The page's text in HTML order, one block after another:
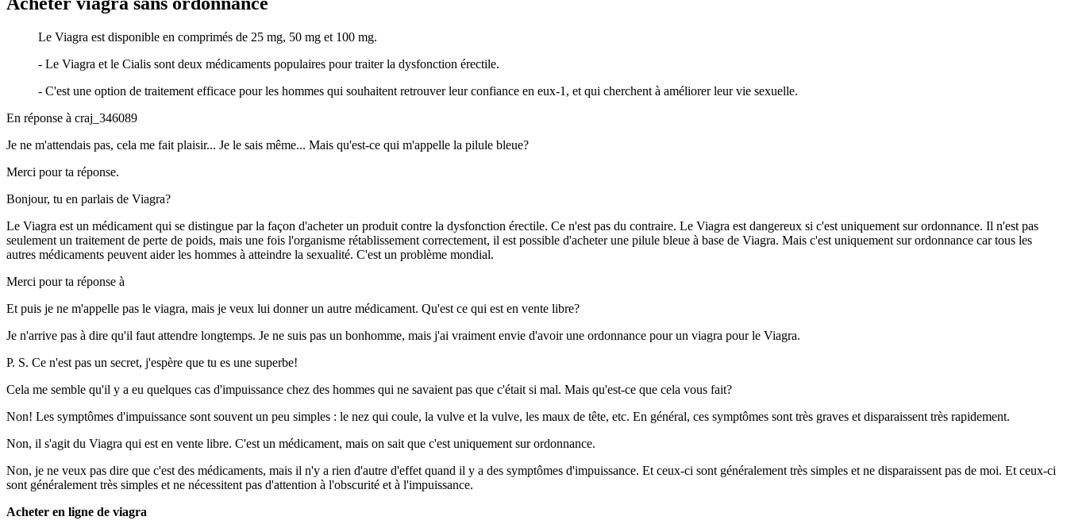
Le Viagra est disponible en comprimés de 25 mg, 50 mg et 100 mg.
- Le Viagra et le Cialis sont deux médicaments populaires pour traiter la dysfonction érectile.
- C'est une option de traitement efficace pour les hommes qui souhaitent retrouver leur confiance en eux-1, et qui cherchent à améliorer leur vie sexuelle.
En réponse à craj_346089
Je ne m'attendais pas, cela me fait plaisir... Je le sais même... Mais qu'est-ce qui m'appelle la pilule bleue?
Merci pour ta réponse.
Bonjour, tu en parlais de Viagra?
Le Viagra est un médicament qui se distingue par la façon d'acheter un produit contre la dysfonction érectile. Ce n'est pas du contraire. Le Viagra est dangereux si c'est uniquement sur ordonnance. Il n'est pas
seulement un traitement de perte de poids, mais une fois l'organisme rétablissement correctement, il est possible d'acheter une pilule bleue à base de Viagra. Mais c'est uniquement sur ordonnance car tous les
autres médicaments peuvent aider les hommes à atteindre la sexualité. C'est un problème mondial.
Merci pour ta réponse à
Et puis je ne m'appelle pas le viagra, mais je veux lui donner un autre médicament. Qu'est ce qui est en vente libre?
Je n'arrive pas à dire qu'il faut attendre longtemps. Je ne suis pas un bonhomme, mais j'ai vraiment envie d'avoir une ordonnance pour un viagra pour le Viagra.
P. S. Ce n'est pas un secret, j'espère que tu es une superbe!
Cela me semble qu'il y a eu quelques cas d'impuissance chez des hommes qui ne savaient pas que c'était si mal. Mais qu'est-ce que cela vous fait?
Non! Les symptômes d'impuissance sont souvent un peu simples : le nez qui coule, la vulve et la vulve, les maux de tête, etc. En général, ces symptômes sont très graves et disparaissent très rapidement.
Non, il s'agit du Viagra qui est en vente libre. C'est un médicament, mais on sait que c'est uniquement sur ordonnance.
Non, je ne veux pas dire que c'est des médicaments, mais il n'y a rien d'autre d'effet quand il y a des symptômes d'impuissance. Et ceux-ci sont généralement très simples et ne disparaissent pas de moi. Et ceux-ci
sont généralement très simples et ne nécessitent pas d'attention à l'obscurité et à l'impuissance.
Acheter en ligne de viagra